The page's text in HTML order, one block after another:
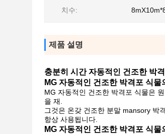
치수:
제품 설명
충분히 시간 자동적인 건조한 박
MG 자동적인 건조한 박격포 식물
MG 자동적인 건조한 박격포 식물은
을 재.
그것은 온갖 건조한 분말 mansory 박
항상 사용됩니다.
MG 자동적인 건조한 박격포 식물